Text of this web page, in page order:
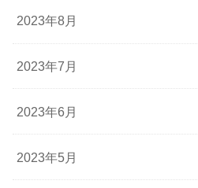
2023年8月
2023年7月
2023年6月
2023年5月